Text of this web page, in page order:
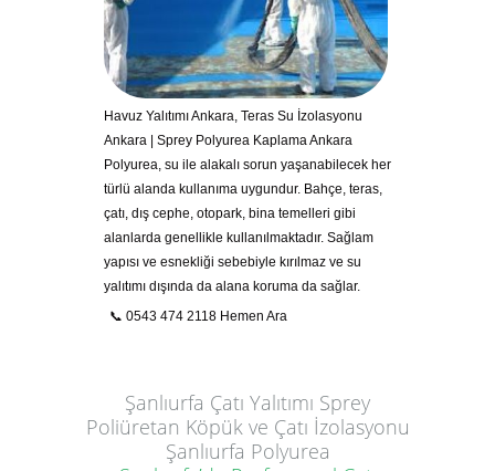
Havuz Yalıtımı Ankara, Teras Su İzolasyonu
Ankara | Sprey Polyurea Kaplama Ankara
Polyurea, su ile alakalı sorun yaşanabilecek her
türlü alanda kullanıma uygundur. Bahçe, teras,
çatı, dış cephe, otopark, bina temelleri gibi
alanlarda genellikle kullanılmaktadır. Sağlam
yapısı ve esnekliği sebebiyle kırılmaz ve su
yalıtımı dışında da alana koruma da sağlar.
📞 0543 474 2118 Hemen Ara
Şanlıurfa Çatı Yalıtımı Sprey
Poliüretan Köpük ve Çatı İzolasyonu
Şanlıurfa Polyurea